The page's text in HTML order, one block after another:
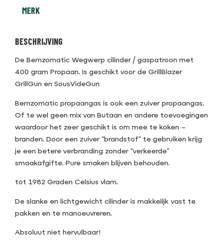
MERK
BESCHRIJVING
De Bernzomatic Wegwerp cilinder / gaspatroon met
400 gram Propaan. Is geschikt voor de GrillBlazer
GrillGun en SousVideGun
Bernzomatic propaangas is ook een zuiver propaangas.
Of te wel geen mix van Butaan en andere toevoegingen
waardoor het zeer geschikt is om mee te koken –
branden. Door een zuiver “brandstof” te gebruiken krijg
je een betere verbranding zonder “verkeerde”
smaakafgifte. Pure smaken blijven behouden.
tot 1982 Graden Celsius vlam.
De slanke en lichtgewicht cilinder is makkelijk vast te
pakken en te manoeuvreren.
Absoluut niet hervulbaar!